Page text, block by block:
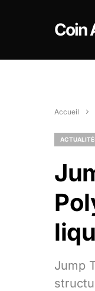
Coin
Accueil
Jump